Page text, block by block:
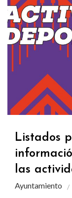
Listados
las
Ayuntamiento